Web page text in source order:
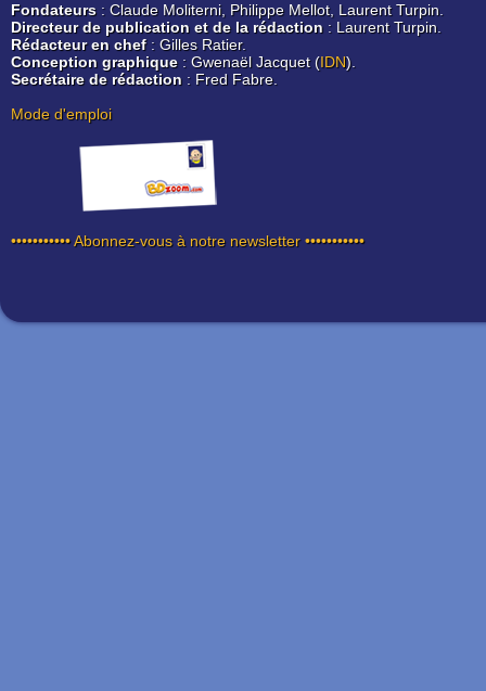
Fondateurs : Claude Moliterni, Philippe Mellot, Laurent Turpin.
Directeur de publication et de la rédaction : Laurent Turpin.
Rédacteur en chef: Gilles Ratier.
Conception graphique: Gwenaël Jacquet (IDN).
Secrétaire de rédaction : Fred Fabre.
Mode d'emploi
••••••••••• Abonnez-vous à notre newsletter •••••••••••